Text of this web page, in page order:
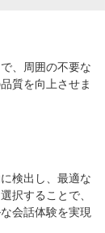
、周囲の不要な
質を向上させま
検出し、最適な
択することで、
会話体験を実現